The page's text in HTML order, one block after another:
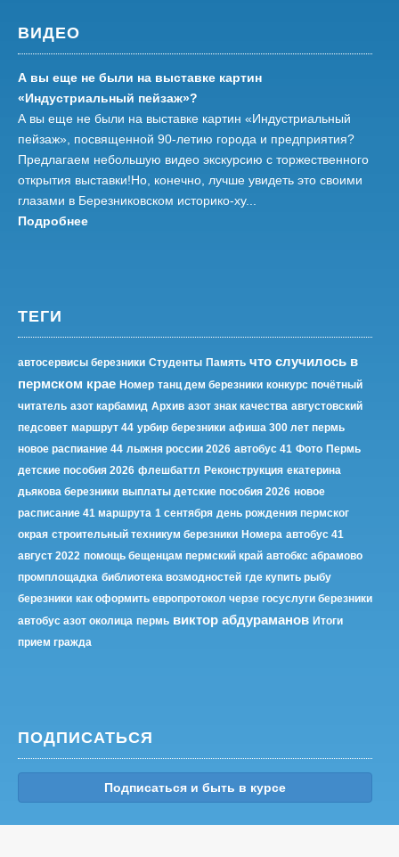
ВИДЕО
А вы еще не были на выставке картин
«Индустриальный пейзаж»?
А вы еще не были на выставке картин «Индустриальный
пейзаж», посвященной 90-летию города и предприятия?
Предлагаем небольшую видео экскурсию с торжественного
открытия выставки!Но, конечно, лучше увидеть это своими
глазами в Березниковском историко-ху...
Подробнее
ТЕГИ
автосервисы березники Студенты Память что случилось в
пермском крае Номер танц дем березники конкурс почётный
читатель азот карбамид Архив азот знак качества августовский
педсовет маршрут 44 урбир березники афиша 300 лет пермь
новое распиание 44 лыжня россии 2026 автобус 41 Фото Пермь
детские пособия 2026 флешбаттл Реконструкция екатерина
дьякова березники выплаты детские пособия 2026 новое
расписание 41 маршрута 1 сентября день рождения пермског
окрая строительный техникум березники Номера автобус 41
август 2022 помощь бещенцам пермский край автобкс абрамово
промплощадка библиотека возмодностей где купить рыбу
березники как оформить европротокол черзе госуслуги березники
автобус азот околица пермь виктор абдураманов Итоги
прием гражда
ПОДПИСАТЬСЯ
Подписаться и быть в курсе